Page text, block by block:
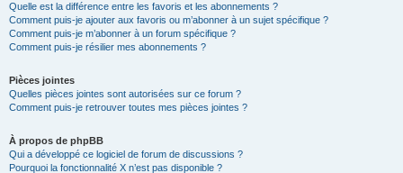
Quelle est la différence entre les favoris et les abonnements ?
Comment puis-je ajouter aux favoris ou m’abonner à un sujet spécifique ?
Comment puis-je m’abonner à un forum spécifique ?
Comment puis-je résilier mes abonnements ?
Pièces jointes
Quelles pièces jointes sont autorisées sur ce forum ?
Comment puis-je retrouver toutes mes pièces jointes ?
À propos de phpBB
Qui a développé ce logiciel de forum de discussions ?
Pourquoi la fonctionnalité X n’est pas disponible ?